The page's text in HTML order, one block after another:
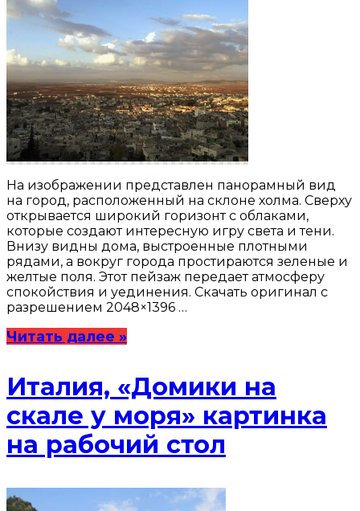
На изображении представлен панорамный вид
на город, расположенный на склоне холма. Сверху
открывается широкий горизонт с облаками,
которые создают интересную игру света и тени.
Внизу видны дома, выстроенные плотными
рядами, а вокруг города простираются зеленые и
желтые поля. Этот пейзаж передает атмосферу
спокойствия и уединения. Скачать оригинал с
разрешением 2048×1396 …
Читать далее »
Италия, «Домики на
скале у моря» картинка
на рабочий стол